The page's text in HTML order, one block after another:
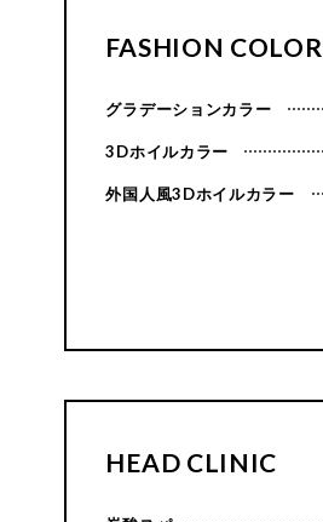
FASHION COLOR
グラデーションカラー
3Dホイルカラー
外国人風3Dホイルカラー
HEAD CLINIC